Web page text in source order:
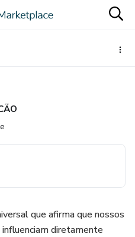
que afirma que nossos
diretamente